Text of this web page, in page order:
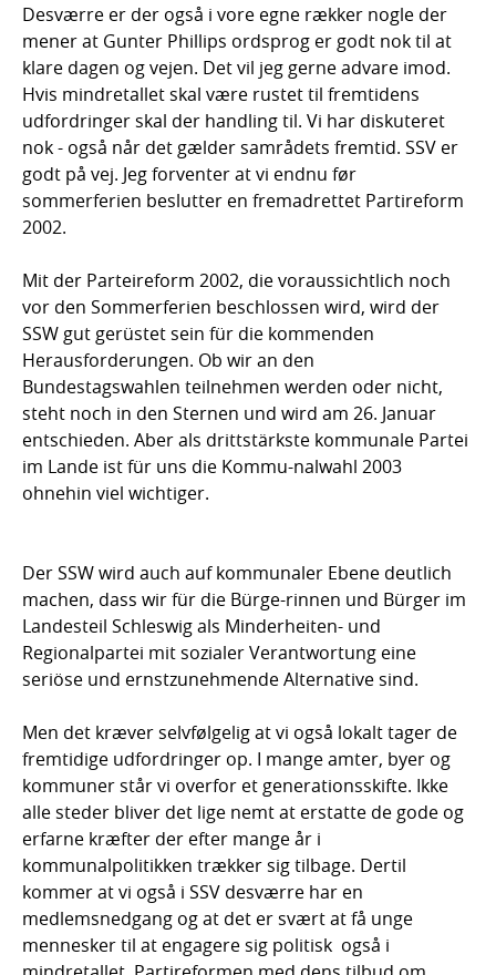
Desværre er der også i vore egne rækker nogle der
mener at Gunter Phillips ordsprog er godt nok til at
klare dagen og vejen. Det vil jeg gerne advare imod.
Hvis mindretallet skal være rustet til fremtidens
udfordringer skal der handling til. Vi har diskuteret
nok - også når det gælder samrådets fremtid. SSV er
godt på vej. Jeg forventer at vi endnu før
sommerferien beslutter en fremadrettet Partireform
2002.
Mit der Parteireform 2002, die voraussichtlich noch
vor den Sommerferien beschlossen wird, wird der
SSW gut gerüstet sein für die kommenden
Herausforderungen. Ob wir an den
Bundestagswahlen teilnehmen werden oder nicht,
steht noch in den Sternen und wird am 26. Januar
entschieden. Aber als drittstärkste kommunale Partei
im Lande ist für uns die Kommu-nalwahl 2003
ohnehin viel wichtiger.
Der SSW wird auch auf kommunaler Ebene deutlich
machen, dass wir für die Bürge-rinnen und Bürger im
Landesteil Schleswig als Minderheiten- und
Regionalpartei mit sozialer Verantwortung eine
seriöse und ernstzunehmende Alternative sind.
Men det kræver selvfølgelig at vi også lokalt tager de
fremtidige udfordringer op. I mange amter, byer og
kommuner står vi overfor et generationsskifte. Ikke
alle steder bliver det lige nemt at erstatte de gode og
erfarne kræfter der efter mange år i
kommunalpolitikken trækker sig tilbage. Dertil
kommer at vi også i SSV desværre har en
medlemsnedgang og at det er svært at få unge
mennesker til at engagere sig politisk  også i